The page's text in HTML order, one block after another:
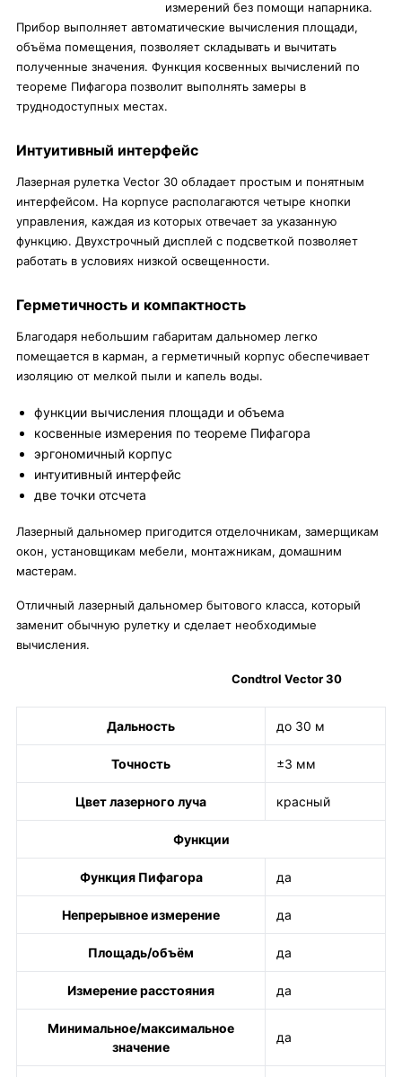
измерений без помощи напарника.
Прибор выполняет автоматические вычисления площади,
объёма помещения, позволяет складывать и вычитать
полученные значения. Функция косвенных вычислений по
теореме Пифагора позволит выполнять замеры в
труднодоступных местах.
Интуитивный интерфейс
Лазерная рулетка Vector 30 обладает простым и понятным
интерфейсом. На корпусе располагаются четыре кнопки
управления, каждая из которых отвечает за указанную
функцию. Двухстрочный дисплей с подсветкой позволяет
работать в условиях низкой освещенности.
Герметичность и компактность
Благодаря небольшим габаритам дальномер легко
помещается в карман, а герметичный корпус обеспечивает
изоляцию от мелкой пыли и капель воды.
функции вычисления площади и объема
косвенные измерения по теореме Пифагора
эргономичный корпус
интуитивный интерфейс
две точки отсчета
Лазерный дальномер пригодится отделочникам, замерщикам
окон, установщикам мебели, монтажникам, домашним
мастерам.
Отличный лазерный дальномер бытового класса, который
заменит обычную рулетку и сделает необходимые
вычисления.
Condtrol Vector 30
Дальность до 30 м
Точность ±3 мм
Цвет лазерного луча красный
Функции
Функция Пифагора да
Непрерывное измерение да
Площадь/объём да
Измерение расстояния да
Минимальное/максимальное
значение
да